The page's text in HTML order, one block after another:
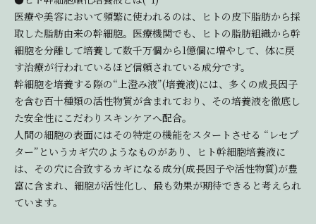
医療や美容において頻繁に使われるのは、ヒトの皮下脂肪から採
取した脂肪由来の幹細胞。医療機関でも、ヒトの脂肪組織から幹
細胞を分離して培養して数千万個から1億個に増やして、体に戻
す治療が行われているほど信頼されている成分です。
幹細胞を培養する際の“上澄み液”(培養液)には、多くの成長因子
を含む百十種類の活性物質が含まれており、その培養液を徹底し
た安全性にこだわりスキンケアへ配合。
人間の細胞の表面にはその特定の機能をスタートさせる “レセプ
ター”というカギ穴のようなものがあり、ヒト幹細胞培養液に
は、その穴に合致するカギになる成分(成長因子や活性物質)が豊
富に含まれ、細胞が活性化し、最も効果が期待できると考えられ
ています。